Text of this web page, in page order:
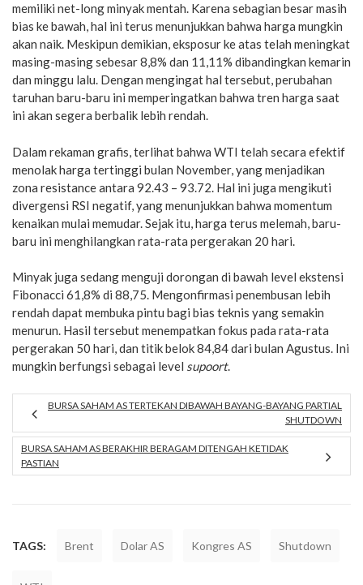
memiliki net-long minyak mentah. Karena sebagian besar masih
bias ke bawah, hal ini terus menunjukkan bahwa harga mungkin
akan naik. Meskipun demikian, eksposur ke atas telah meningkat
masing-masing sebesar 8,8% dan 11,11% dibandingkan kemarin
dan minggu lalu. Dengan mengingat hal tersebut, perubahan
taruhan baru-baru ini memperingatkan bahwa tren harga saat
ini akan segera berbalik lebih rendah.
Dalam rekaman grafis, terlihat bahwa WTI telah secara efektif
menolak harga tertinggi bulan November, yang menjadikan
zona resistance antara 92.43 – 93.72. Hal ini juga mengikuti
divergensi RSI negatif, yang menunjukkan bahwa momentum
kenaikan mulai memudar. Sejak itu, harga terus melemah, baru-
baru ini menghilangkan rata-rata pergerakan 20 hari.
Minyak juga sedang menguji dorongan di bawah level ekstensi
Fibonacci 61,8% di 88,75. Mengonfirmasi penembusan lebih
rendah dapat membuka pintu bagi bias teknis yang semakin
menurun. Hasil tersebut menempatkan fokus pada rata-rata
pergerakan 50 hari, dan titik belok 84,84 dari bulan Agustus. Ini
mungkin berfungsi sebagai level supoort.
BURSA SAHAM AS TERTEKAN DIBAWAH BAYANG-BAYANG PARTIAL
SHUTDOWN
BURSA SAHAM AS BERAKHIR BERAGAM DITENGAH KETIDAK
PASTIAN
TAGS: Brent Dolar AS Kongres AS Shutdown